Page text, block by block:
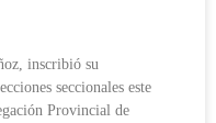
inscribió su
seccionales este
Provincial de